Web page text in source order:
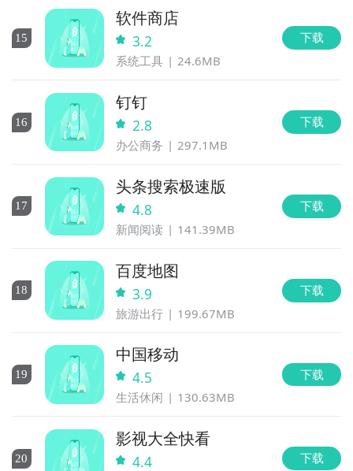
15
软件商店
3.2
系统工具 24.6MB
下载
16
钉钉
2.8
办公商务 297.1MB
下载
17
头条搜索极速版
4.8
新闻阅读 141.39MB
下载
18
百度地图
3.9
旅游出行 199.67MB
下载
19
中国移动
4.5
生活休闲 130.63MB
下载
20
影视大全快看
4.4 下载